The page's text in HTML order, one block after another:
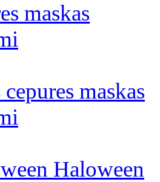
maskas
maskas
Haloween